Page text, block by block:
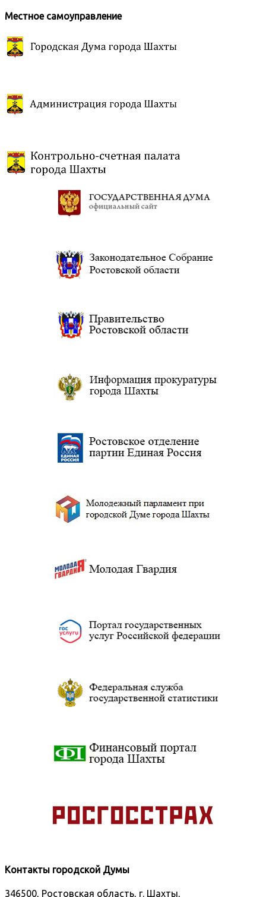
Местное самоуправление
Контакты городской Думы
346500, Ростовская область, г. Шахты,